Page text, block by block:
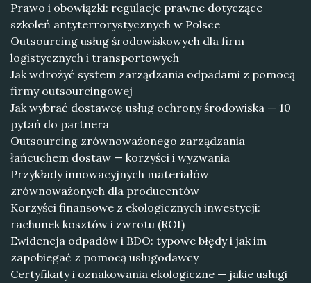
Prawo i obowiązki: regulacje prawne dotyczące
szkoleń antyterrorystycznych w Polsce
Outsourcing usług środowiskowych dla firm
logistycznych i transportowych
Jak wdrożyć system zarządzania odpadami z pomocą
firmy outsourcingowej
Jak wybrać dostawcę usług ochrony środowiska — 10
pytań do partnera
Outsourcing zrównoważonego zarządzania
łańcuchem dostaw — korzyści i wyzwania
Przykłady innowacyjnych materiałów
zrównoważonych dla producentów
Korzyści finansowe z ekologicznych inwestycji:
rachunek kosztów i zwrotu (ROI)
Ewidencja odpadów i BDO: typowe błędy i jak im
zapobiegać z pomocą usługodawcy
Certyfikaty i oznakowania ekologiczne — jakie usługi